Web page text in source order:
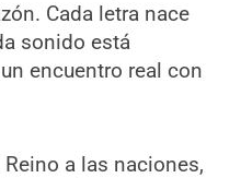
Cada letra nace
sonido está
encuentro real con
a las naciones,